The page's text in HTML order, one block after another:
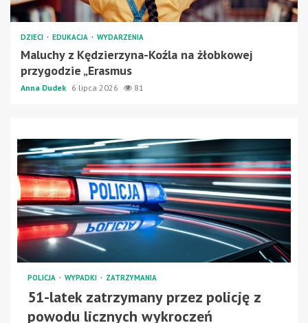
DZIECI EDUKACJA WYDARZENIA
Maluchy z Kędzierzyna-Koźla na żłobkowej
przygodzie „Erasmus
Anna Dudek 6 lipca 2026 81
POLICJA WYPADKI ZATRZYMANIA
51-latek zatrzymany przez policję z
powodu licznych wykroczeń